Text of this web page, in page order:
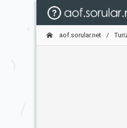
aof.sorular.net